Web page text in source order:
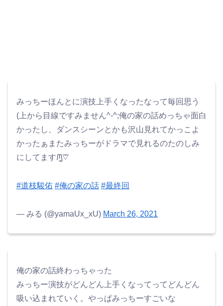
みっちーほんとに演技上手くなったなって毎回思う
(上から目線ですみません^-^;俺の家の話めっちゃ面白
かったし、ダンスシーンとかも沢山見れてかっこよ
かったぁまたみっちーがドラマで見れるのたのしみ
にしてますᙏ̤̫͚♡⃜
#道枝駿佑 #俺の家の話 #最終回
— みる (@yamaUx_xU) March 26, 2021
俺の家の話終わっちゃった
みっちー演技がどんどん上手くなってってどんどん
吸い込まれていく。やっぱみっちーすごいな